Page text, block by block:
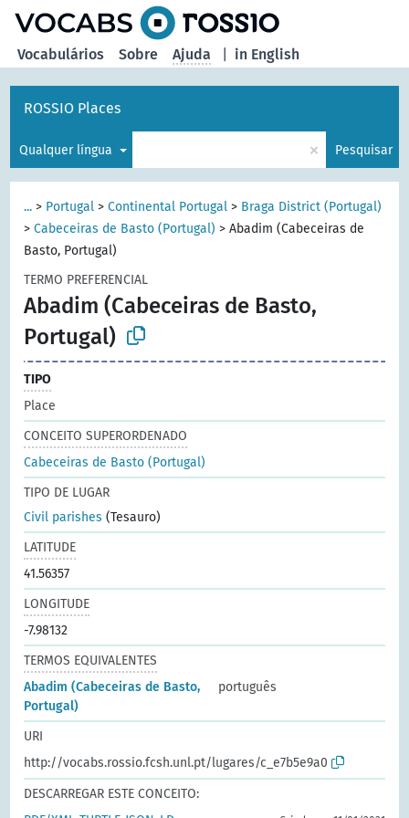
in English
Vocabulários Sobre Ajuda
ROSSIO Places
Qualquer língua × Pesquisar
... > Portugal >Continental Portugal > Braga District (Portugal)
>Cabeceiras de Basto (Portugal) >Abadim (Cabeceiras de
Basto, Portugal)
TERMO PREFERENCIAL
Abadim (Cabeceiras de Basto,
Portugal)
TIPO
Place
CONCEITO SUPERORDENADO
Cabeceiras de Basto (Portugal)
TIPO DE LUGAR
Civil parishes (Tesauro)
LATITUDE
41.56357
LONGITUDE
-7.98132
TERMOS EQUIVALENTES
Abadim (Cabeceiras de Basto,
Portugal)
português
URI
http://vocabs.rossio.fcsh.unl.pt/lugares/c_e7b5e9a0
DESCARREGAR ESTE CONCEITO: